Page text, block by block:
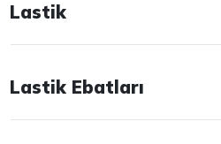
Lastik
Lastik Ebatları